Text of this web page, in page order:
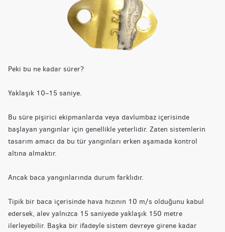
Peki bu ne kadar sürer?
Yaklaşık 10–15 saniye.
Bu süre pişirici ekipmanlarda veya davlumbaz içerisinde
başlayan yangınlar için genellikle yeterlidir. Zaten sistemlerin
tasarım amacı da bu tür yangınları erken aşamada kontrol
altına almaktır.
Ancak baca yangınlarında durum farklıdır.
Tipik bir baca içerisinde hava hızının 10 m/s olduğunu kabul
edersek, alev yalnızca 15 saniyede yaklaşık 150 metre
ilerleyebilir. Başka bir ifadeyle sistem devreye girene kadar